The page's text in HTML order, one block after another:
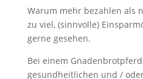
Warum mehr bezahlen als
zu viel, (sinnvolle)
gerne gesehen.
Bei einem
gesundheitlichen und /